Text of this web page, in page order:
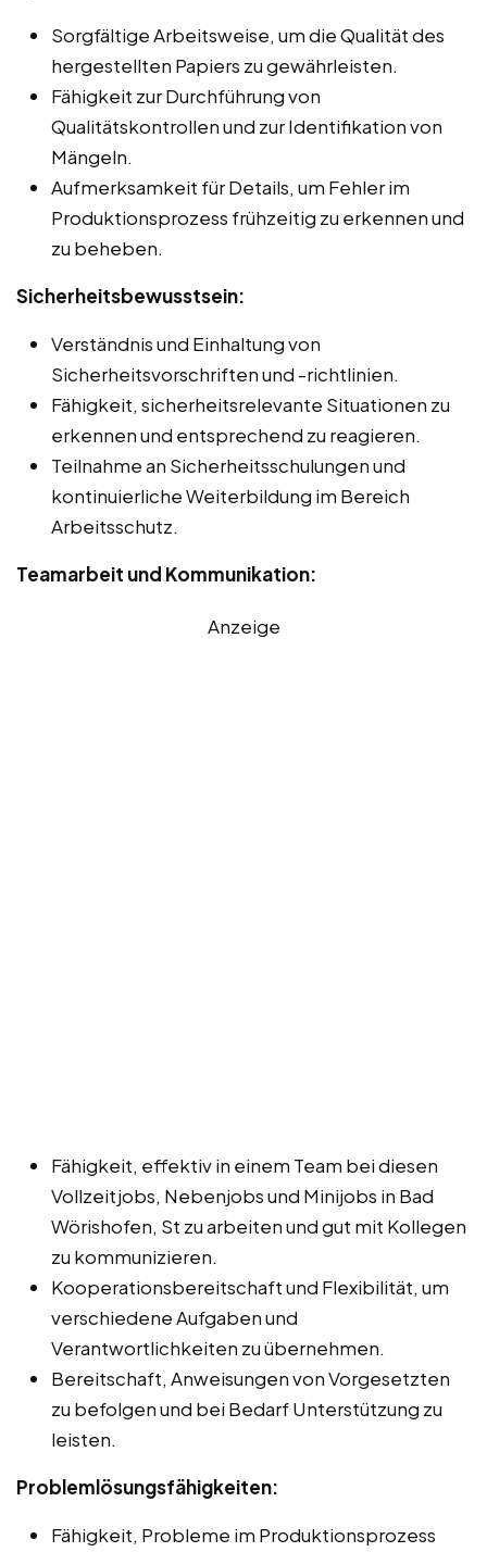
Sorgfältige Arbeitsweise, um die Qualität des
hergestellten Papiers zu gewährleisten.
Fähigkeit zur Durchführung von
Qualitätskontrollen und zur Identifikation von
Mängeln.
Aufmerksamkeit für Details, um Fehler im
Produktionsprozess frühzeitig zu erkennen und
zu beheben.
Sicherheitsbewusstsein:
Verständnis und Einhaltung von
Sicherheitsvorschriften und -richtlinien.
Fähigkeit, sicherheitsrelevante Situationen zu
erkennen und entsprechend zu reagieren.
Teilnahme an Sicherheitsschulungen und
kontinuierliche Weiterbildung im Bereich
Arbeitsschutz.
Teamarbeit und Kommunikation:
Anzeige
Fähigkeit, effektiv in einem Team bei diesen
Vollzeitjobs, Nebenjobs und Minijobs in Bad
Wörishofen, St zu arbeiten und gut mit Kollegen
zu kommunizieren.
Kooperationsbereitschaft und Flexibilität, um
verschiedene Aufgaben und
Verantwortlichkeiten zu übernehmen.
Bereitschaft, Anweisungen von Vorgesetzten
zu befolgen und bei Bedarf Unterstützung zu
leisten.
Problemlösungsfähigkeiten:
Fähigkeit, Probleme im Produktionsprozess